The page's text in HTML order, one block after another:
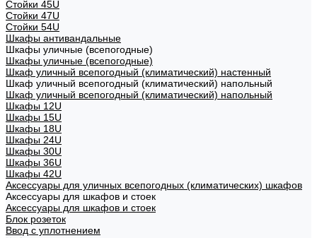
Стойки 45U
Стойки 47U
Стойки 54U
Шкафы антивандальные
Шкафы уличные (всепогодные)
Шкафы уличные (всепогодные)
Шкаф уличный всепогодный (климатический) настенный
Шкаф уличный всепогодный (климатический) напольный
Шкаф уличный всепогодный (климатический) напольный
Шкафы 12U
Шкафы 15U
Шкафы 18U
Шкафы 24U
Шкафы 30U
Шкафы 36U
Шкафы 42U
Аксессуары для уличных всепогодных (климатических) шкафов
Аксессуары для шкафов и стоек
Аксессуары для шкафов и стоек
Блок розеток
Ввод с уплотнением